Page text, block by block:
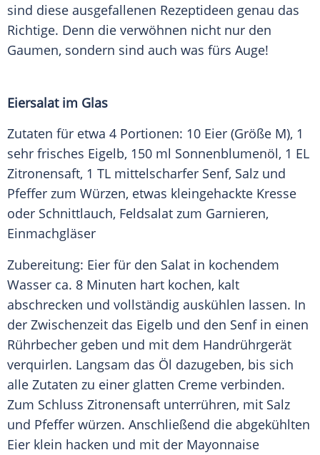
sind diese ausgefallenen Rezeptideen genau das
Richtige. Denn die verwöhnen nicht nur den
Gaumen, sondern sind auch was fürs Auge!
Eiersalat im Glas
Zutaten für etwa 4 Portionen: 10 Eier (Größe M), 1
sehr frisches Eigelb, 150 ml Sonnenblumenöl, 1 EL
Zitronensaft, 1 TL mittelscharfer Senf, Salz und
Pfeffer zum Würzen, etwas kleingehackte Kresse
oder Schnittlauch, Feldsalat zum Garnieren,
Einmachgläser
Zubereitung: Eier für den Salat in kochendem
Wasser ca. 8 Minuten hart kochen, kalt
abschrecken und vollständig auskühlen lassen. In
der Zwischenzeit das Eigelb und den Senfin einen
Rührbecher geben und mit dem Handrührgerät
verquirlen. Langsam das Öl dazugeben, bis sich
alle Zutaten zu einer glatten Creme verbinden.
Zum Schluss Zitronensaft unterrühren, mit Salz
und Pfeffer würzen. Anschließend die abgekühlten
Eier klein hacken und mit der Mayonnaise